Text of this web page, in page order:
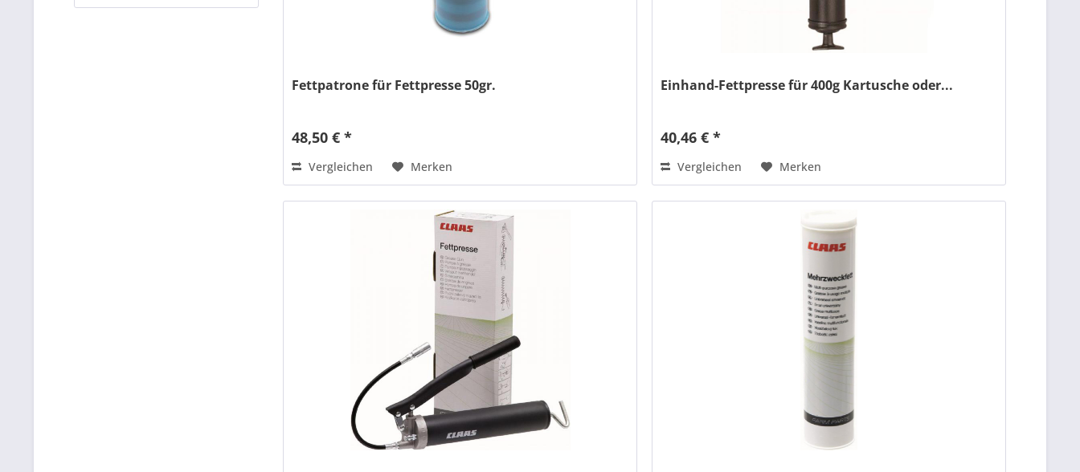
Fettpatrone für Fettpresse 50gr.
48,50 € *
Vergleichen Merken
Einhand-Fettpresse für 400g Kartusche oder...
40,46 € *
Vergleichen Merken